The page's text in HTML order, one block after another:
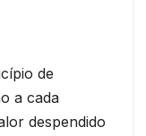
de
a cada
despendido